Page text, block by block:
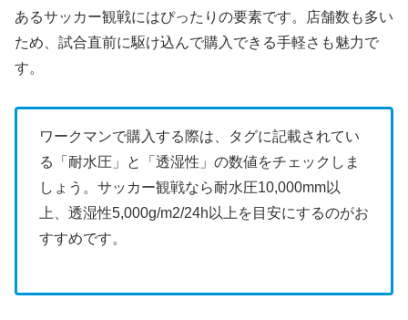
あるサッカー観戦にはぴったりの要素です。店舗数も多い
ため、試合直前に駆け込んで購入できる手軽さも魅力で
す。
ワークマンで購入する際は、タグに記載されてい
る「耐水圧」と「透湿性」の数値をチェックしま
しょう。サッカー観戦なら耐水圧10,000mm以
上、透湿性5,000g/m2/24h以上を目安にするのがお
すすめです。